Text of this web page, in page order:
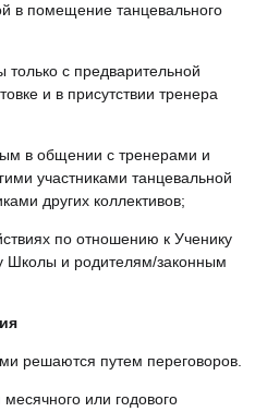
в помещение танцевального
с предварительной
и в присутствии тренера
в общении с тренерами и
участниками танцевальной
других коллективов;
по отношению к Ученику
Школы и родителям/законным
решаются путем переговоров.
или годового